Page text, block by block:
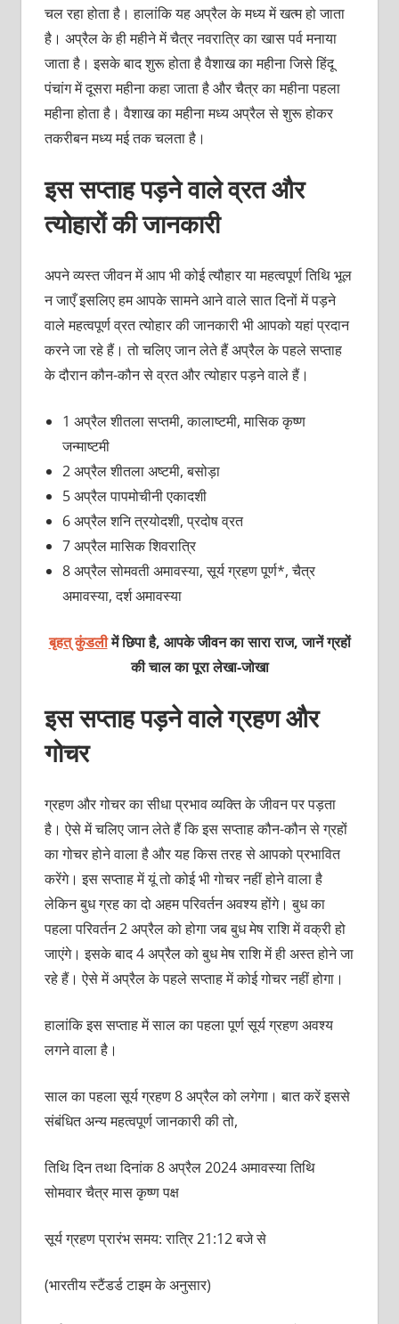
चल रहा होता है। हालांकि यह अप्रैल के मध्य में खत्म हो जाता
है। अप्रैल के ही महीने में चैत्र नवरात्रि का खास पर्व मनाया
जाता है। इसके बाद शुरू होता है वैशाख का महीना जिसे हिंदू
पंचांग में दूसरा महीना कहा जाता है और चैत्र का महीना पहला
महीना होता है। वैशाख का महीना मध्य अप्रैल से शुरू होकर
तकरीबन मध्य मई तक चलता है।
इस सप्ताह पड़ने वाले व्रत और
त्योहारों की जानकारी
अपने व्यस्त जीवन में आप भी कोई त्यौहार या महत्वपूर्ण तिथि भूल
न जाएँ इसलिए हम आपके सामने आने वाले सात दिनों में पड़ने
वाले महत्वपूर्ण व्रत त्योहार की जानकारी भी आपको यहां प्रदान
करने जा रहे हैं। तो चलिए जान लेते हैं अप्रैल के पहले सप्ताह
के दौरान कौन-कौन से व्रत और त्योहार पड़ने वाले हैं।
1 अप्रैल शीतला सप्तमी, कालाष्टमी, मासिक कृष्ण
जन्माष्टमी
2 अप्रैल शीतला अष्टमी, बसोड़ा
5 अप्रैल पापमोचीनी एकादशी
6 अप्रैल शनि त्रयोदशी, प्रदोष व्रत
7 अप्रैल मासिक शिवरात्रि
8 अप्रैल सोमवती अमावस्या, सूर्य ग्रहण पूर्ण*, चैत्र
अमावस्या, दर्श अमावस्या
बृहत् कुंडलीमें छिपा है, आपके जीवन का सारा राज, जानें ग्रहों
की चाल का पूरा लेखा-जोखा
इस सप्ताह पड़ने वाले ग्रहण और
गोचर
ग्रहण और गोचर का सीधा प्रभाव व्यक्ति के जीवन पर पड़ता
है। ऐसे में चलिए जान लेते हैं कि इस सप्ताह कौन-कौन से ग्रहों
का गोचर होने वाला है और यह किस तरह से आपको प्रभावित
करेंगे। इस सप्ताह में यूं तो कोई भी गोचर नहीं होने वाला है
लेकिन बुध ग्रह का दो अहम परिवर्तन अवश्य होंगे। बुध का
पहला परिवर्तन 2 अप्रैल को होगा जब बुध मेष राशि में वक्री हो
जाएंगे। इसके बाद 4 अप्रैल को बुध मेष राशि में ही अस्त होने जा
रहे हैं। ऐसे में अप्रैल के पहले सप्ताह में कोई गोचर नहीं होगा।
हालांकि इस सप्ताह में साल का पहला पूर्ण सूर्य ग्रहण अवश्य
लगने वाला है।
साल का पहला सूर्य ग्रहण 8 अप्रैल को लगेगा। बात करें इससे
संबंधित अन्य महत्वपूर्ण जानकारी की तो,
तिथि दिन तथा दिनांक 8 अप्रैल 2024 अमावस्या तिथि
सोमवार चैत्र मास कृष्ण पक्ष
सूर्य ग्रहण प्रारंभ समय: रात्रि 21:12 बजे से
(भारतीय स्टैंडर्ड टाइम के अनुसार)